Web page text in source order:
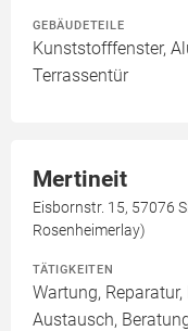
GEBÄUDETEILE
Kunststofffenster,
Terrassentür
Mertineit
Eisbornstr. 15, 57076
Rosenheimerlay)
TÄTIGKEITEN
Wartung,
Austausch,